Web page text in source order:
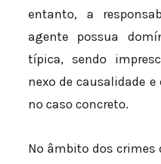
entanto, a
agente possua
típica, sendo
nexo de causalidade
no caso concreto.
No âmbito dos